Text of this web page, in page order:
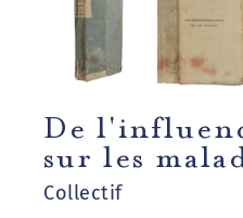
De
sur les
Collectif